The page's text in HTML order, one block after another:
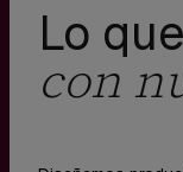
Lo
con